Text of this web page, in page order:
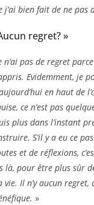
j’ai bien fait de ne pas
regret? »
n’ai pas de regret
Evidemment, je
en haut de
ce n’est pas
plus dans l’instant
S’il y a eu ce
et de réflexions,
là, pour être plus sûr
Il n’y aucun regret,
»